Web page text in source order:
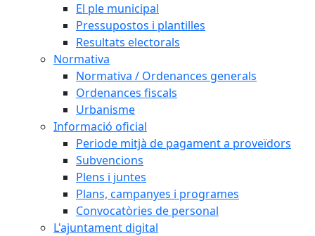
El ple municipal
Pressupostos i plantilles
Resultats electorals
Normativa
Normativa / Ordenances generals
Ordenances fiscals
Urbanisme
Informació oficial
Periode mitjà de pagament a proveïdors
Subvencions
Plens i juntes
Plans, campanyes i programes
Convocatòries de personal
L'ajuntament digital